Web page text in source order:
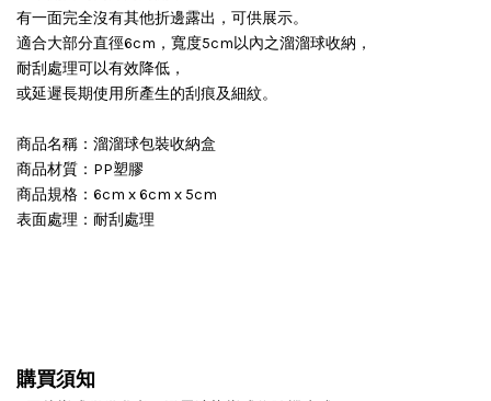
有一面完全沒有其他折邊露出，可供展示。
適合大部分直徑6cm，寬度5cm以內之溜溜球收納，
耐刮處理可以有效降低，
或延遲長期使用所產生的刮痕及細紋。
商品名稱：溜溜球包裝收納盒
商品材質：PP塑膠
商品規格：6cm x 6cm x 5cm
表面處理：耐刮處理
購買須知